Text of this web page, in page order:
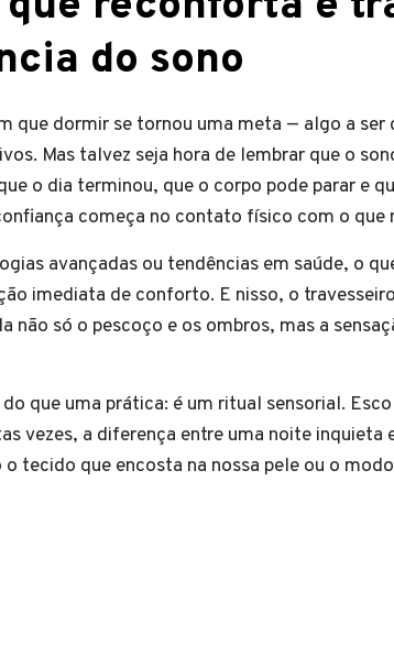
do sono
que dormir se tornou uma meta — algo a
Mas talvez seja hora de lembrar que o
o dia terminou, que o corpo pode parar e
começa no contato físico com o que
avançadas ou tendências em saúde, o
imediata de conforto. E nisso, o
não só o pescoço e os ombros, mas a
do que uma prática: é um ritual sensorial.
vezes, a diferença entre uma noite
tecido que encosta na nossa pele ou o